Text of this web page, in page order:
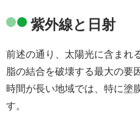
紫外線と日射
前述の通り、太陽光に含まれ
脂の結合を破壊する最大の要
時間が長い地域では、特に塗
す。